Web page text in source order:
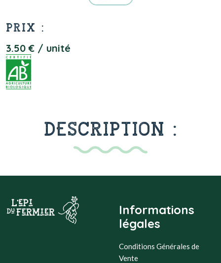
PRIX :
3.50 € / unité
DESCRIPTION :
Informations
légales
Conditions Générales de
Vente